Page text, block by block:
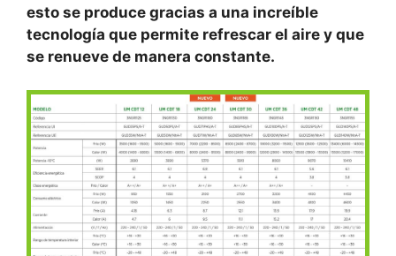
esto se produce gracias a una increíble
tecnología que permite refrescar el aire y que
se renueve de manera constante.